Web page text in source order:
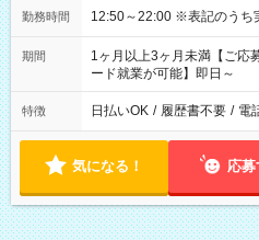
勤務時間 12:50～22:00 ※表記
期間
1ヶ月以上3ヶ月未満【ご応
ード就業が可能】即日～
特徴 日払いOK / 履歴書不要 / 電
気になる！ 応募